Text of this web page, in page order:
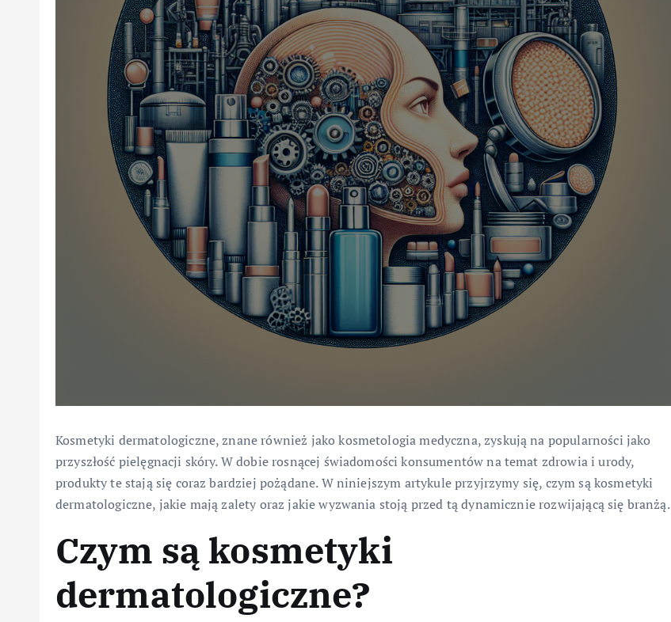
Kosmetyki dermatologiczne, znane również jako kosmetologia medyczna, zyskują na popularności jako
przyszłość pielęgnacji skóry. W dobie rosnącej świadomości konsumentów na temat zdrowia i urody,
produkty te stają się coraz bardziej pożądane. W niniejszym artykule przyjrzymy się, czym są kosmetyki
dermatologiczne, jakie mają zalety oraz jakie wyzwania stoją przed tą dynamicznie rozwijającą się branżą.
Czym są kosmetyki
dermatologiczne?